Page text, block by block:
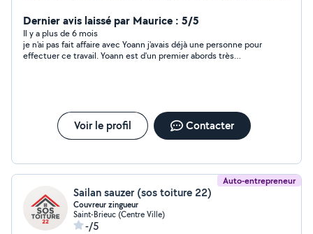
Dernier avis laissé par Maurice : 5/5
Il y a plus de 6 mois
je n'ai pas fait affaire avec Yoann j'avais déjà une personne pour
effectuer ce travail. Yoann est d'un premier abords très
Voir le profil Contacter
Auto-entrepreneur
Sailan sauzer (sos toiture 22)
Couvreur zingueur
Saint-Brieuc (Centre Ville)
-/5